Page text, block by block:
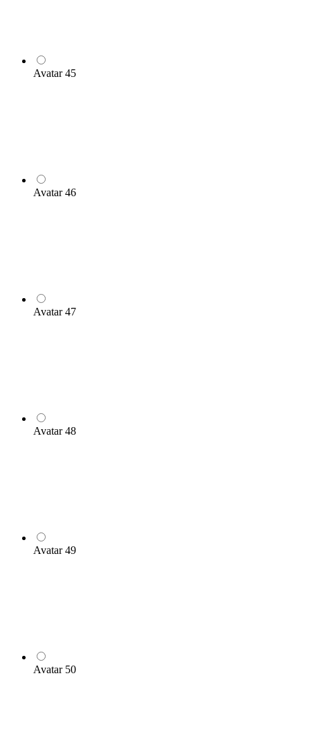
Avatar 45
Avatar 46
Avatar 47
Avatar 48
Avatar 49
Avatar 50